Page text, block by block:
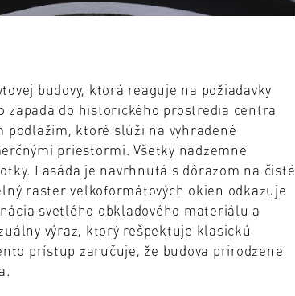
budovy, ktorá reaguje na požiadavky
zapadá do historického prostredia centra
podlažím, ktoré slúži na vyhradené
priestormi. Všetky nadzemné
Fasáda je navrhnutá s dôrazom na čisté
raster veľkoformátových okien odkazuje
svetlého obkladového materiálu a
výraz, ktorý rešpektuje klasickú
prístup zaručuje, že budova prirodzene